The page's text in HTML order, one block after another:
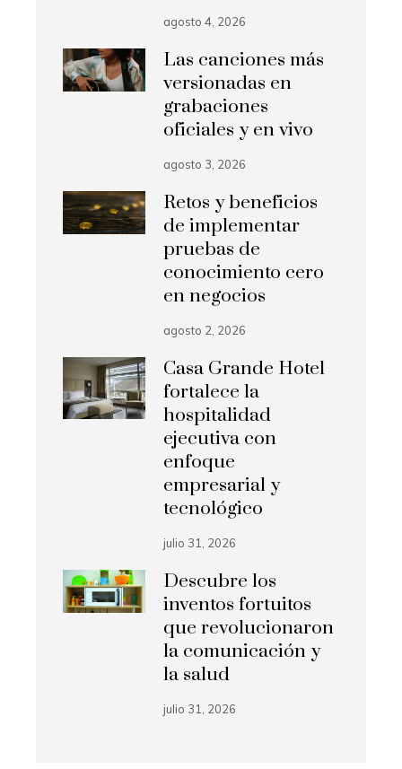
agosto 4, 2026
Las canciones más
versionadas en
grabaciones
oficiales y en vivo
agosto 3, 2026
Retos y beneficios
de implementar
pruebas de
conocimiento cero
en negocios
agosto 2, 2026
Casa Grande Hotel
fortalece la
hospitalidad
ejecutiva con
enfoque
empresarial y
tecnológico
julio 31, 2026
Descubre los
inventos fortuitos
que revolucionaron
la comunicación y
la salud
julio 31, 2026